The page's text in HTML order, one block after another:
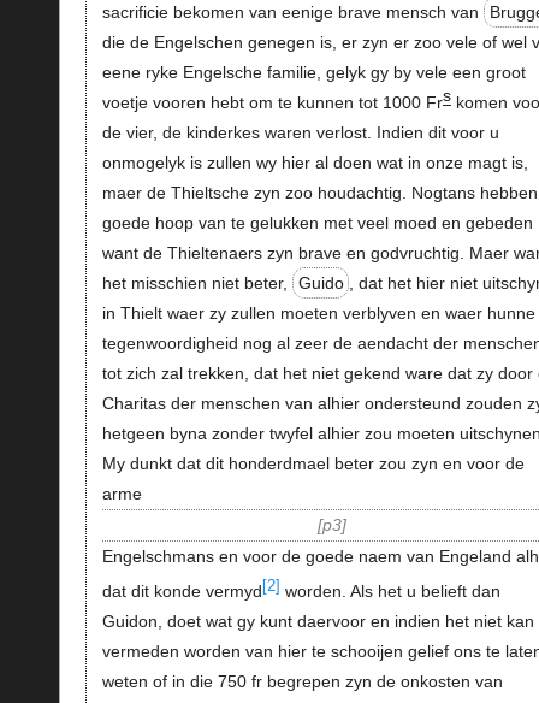
sacrificie bekomen van eenige brave mensch van
die de Engelschen genegen is, er zyn er zoo vele of wel
eene ryke Engelsche familie, gelyk gy by vele een groot
voetje vooren hebt om te kunnen tot 1000 Frskomen
de vier, de kinderkes waren verlost. Indien dit voor u
onmogelyk is zullen wy hier al doen wat in onze magt is,
maer de Thieltsche zyn zoo houdachtig. Nogtans
goede hoop van te gelukken met veel moed en gebeden
want de Thieltenaers zyn brave en godvruchtig. Maer
het misschien niet beter,
Guido
, dat het hier niet
in Thielt waer zy zullen moeten verblyven en waer hunne
tegenwoordigheid nog al zeer de aendacht der
tot zich zal trekken, dat het niet gekend ware dat zy door
Charitas der menschen van alhier ondersteund zouden
hetgeen byna zonder twyfel alhier zou moeten
My dunkt dat dit honderdmael beter zou zyn en voor de
arme
p3
Engelschmans en voor de goede naem van Engeland
dat dit konde vermyd [2] worden. Als het u belieft dan
Guidon, doet wat gy kunt daervoor en indien het niet kan
vermeden worden van hier te schooijen gelief ons te
weten of in die 750 fr begrepen zyn de onkosten van